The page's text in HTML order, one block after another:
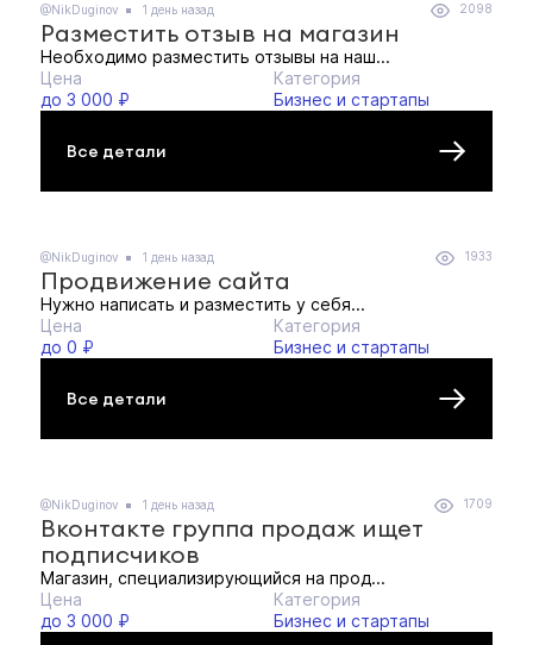
@NikDuginov 1 день назад 2098
Разместить отзыв на магазин
Необходимо разместить отзывы на наш...
Цена
до 3 000 ₽
Категория
Бизнес и стартапы
Все детали
@NikDuginov 1 день назад 1933
Продвижение сайта
Нужно написать и разместить у себя...
Цена
до 0 ₽
Категория
Бизнес и стартапы
Все детали
@NikDuginov 1 день назад 1709
Вконтакте группа продаж ищет
подписчиков
Магазин, специализирующийся на прод...
Цена
до 3 000 ₽
Категория
Бизнес и стартапы